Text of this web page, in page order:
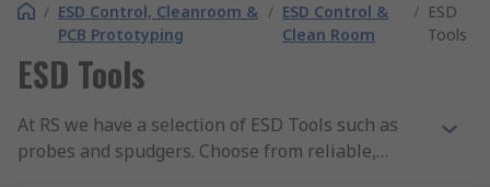
/ ESD Control, Cleanroom &
PCB Prototyping
/ ESD Control &
Clean Room
/ ESD
Tools
ESD Tools
At RS we have a selection of ESD Tools such as
probes and spudgers. Choose from reliable,